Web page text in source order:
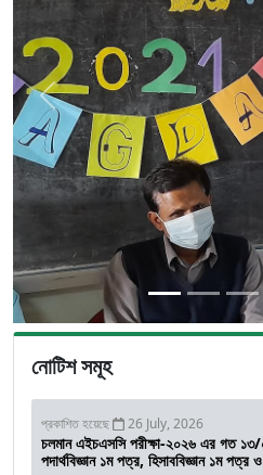
Previous
নোটিশ সমূহ
প্রকাশিত হয়েছে 26 July, 2026
চলমান এইচএসসি পরীক্ষা-২০২৬ এর গত
পদার্থবিজ্ঞান ১ম পত্র, হিসাববিজ্ঞান ১ম